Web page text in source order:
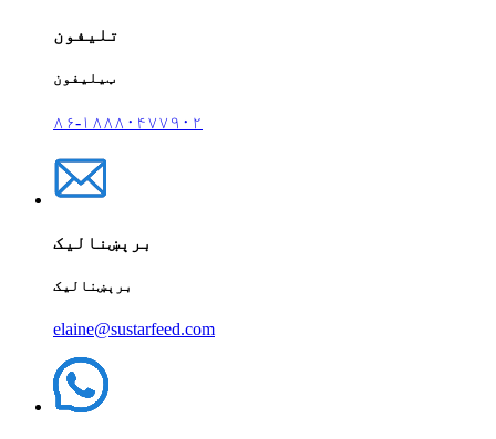
تلیفون
ټیلیفون
۸۶-۱۸۸۸۰۴۷۷۹۰۲
برېښنالیک
برېښنالیک
elaine@sustarfeed.com